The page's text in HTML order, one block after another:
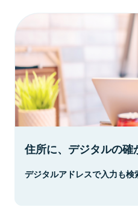
住所に、デジタルの確
デジタルアドレスで入力も検